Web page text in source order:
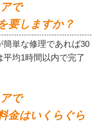
で
要しますか？
単な修理であれば30
均1時間以内で完了
で
金はいくらぐら